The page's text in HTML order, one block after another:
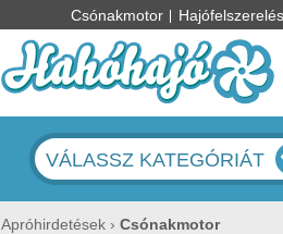
Csónakmotor Hajófelszerelés
VÁLASSZ KATEGÓRIÁT
Apróhirdetések Csónakmotor